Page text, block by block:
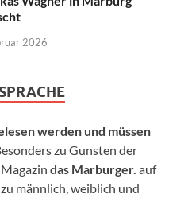
2026
werden und müssen
zu Gunsten der
das Marburger. auf
männlich, weiblich und